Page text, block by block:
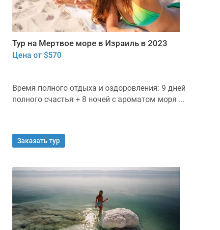
Тур на Мертвое море в Израиль в 2023
Цена от $570
Время полного отдыха и оздоровления: 9 дней
полного счастья + 8 ночей с ароматом моря ...
Заказать тур